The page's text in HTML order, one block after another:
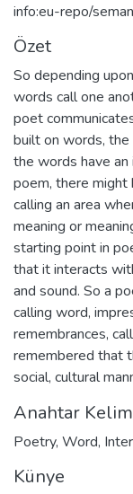
info:eu-repo/
Özet
So depending
words call one
poet
built on words,
the words have
poem, there
calling an area
meaning or
starting point in
that it interacts
and sound. So a
calling word,
remembrances,
remembered that
social, cultural
Anahtar
Poetry, Word,
Künye